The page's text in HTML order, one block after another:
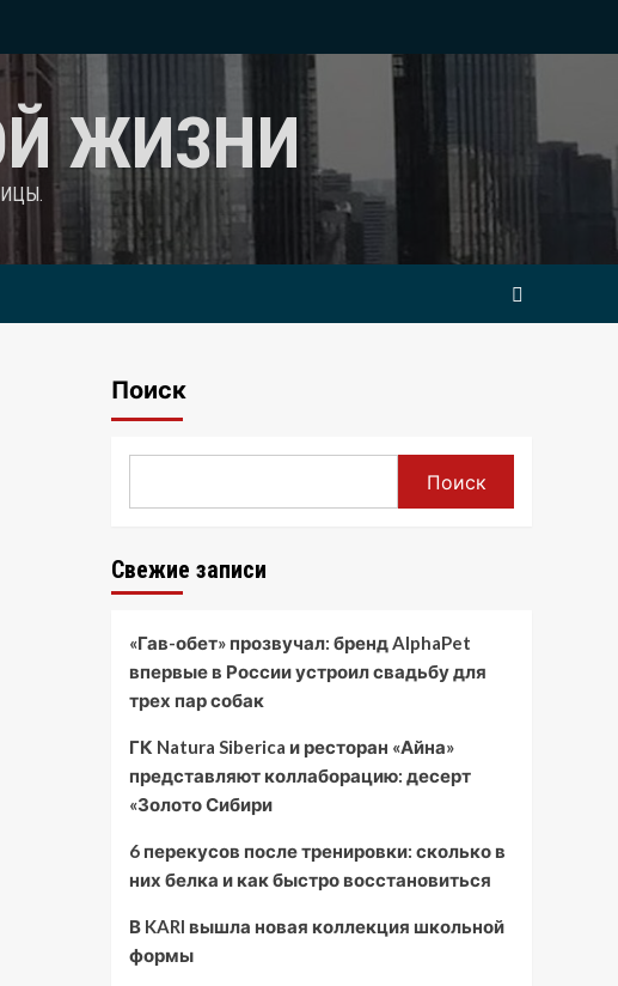
ЖИЗНИ
Поиск
Поиск
Свежие записи
«Гав-обет» прозвучал: бренд AlphaPet
впервые в России устроил свадьбу для
трех пар собак
ГК Natura Siberica и ресторан «Айна»
представляют коллаборацию: десерт
«Золото Сибири
6 перекусов после тренировки: сколько в
них белка и как быстро восстановиться
В KARI вышла новая коллекция школьной
формы